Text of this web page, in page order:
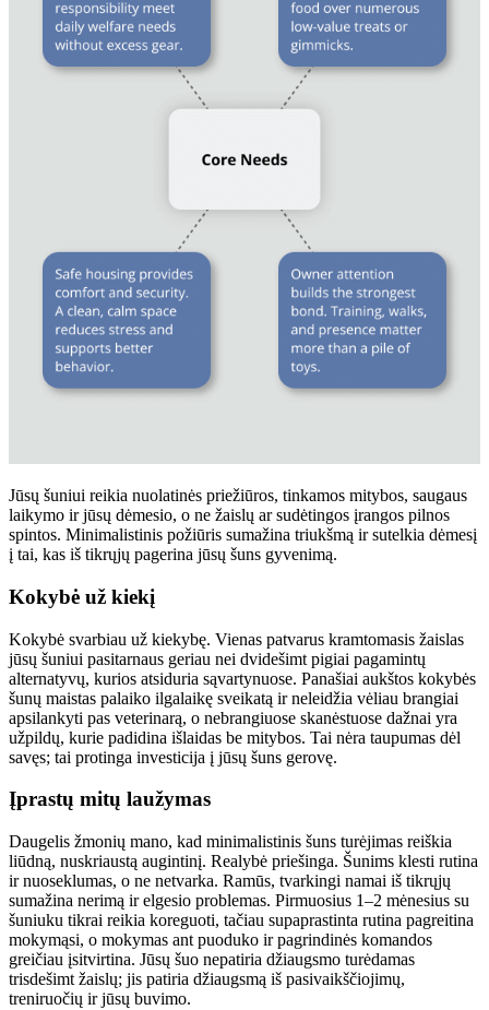
Jūsų šuniui reikia nuolatinės priežiūros, tinkamos mitybos, saugaus
laikymo ir jūsų dėmesio, o ne žaislų ar sudėtingos įrangos pilnos
spintos. Minimalistinis požiūris sumažina triukšmą ir sutelkia dėmesį
į tai, kas iš tikrųjų pagerina jūsų šuns gyvenimą.
Kokybė už kiekį
Kokybė svarbiau už kiekybę. Vienas patvarus kramtomasis žaislas
jūsų šuniui pasitarnaus geriau nei dvidešimt pigiai pagamintų
alternatyvų, kurios atsiduria sąvartynuose. Panašiai aukštos kokybės
šunų maistas palaiko ilgalaikę sveikatą ir neleidžia vėliau brangiai
apsilankyti pas veterinarą, o nebrangiuose skanėstuose dažnai yra
užpildų, kurie padidina išlaidas be mitybos. Tai nėra taupumas dėl
savęs; tai protinga investicija į jūsų šuns gerovę.
Įprastų mitų laužymas
Daugelis žmonių mano, kad minimalistinis šuns turėjimas reiškia
liūdną, nuskriaustą augintinį. Realybė priešinga. Šunims klesti rutina
ir nuoseklumas, o ne netvarka. Ramūs, tvarkingi namai iš tikrųjų
sumažina nerimą ir elgesio problemas. Pirmuosius 1–2 mėnesius su
šuniuku tikrai reikia koreguoti, tačiau supaprastinta rutina pagreitina
mokymąsi, o mokymas ant puoduko ir pagrindinės komandos
greičiau įsitvirtina. Jūsų šuo nepatiria džiaugsmo turėdamas
trisdešimt žaislų; jis patiria džiaugsmą iš pasivaikščiojimų,
treniruočių ir jūsų buvimo.